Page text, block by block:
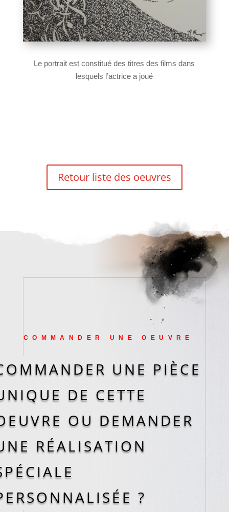
Le portrait est constitué des titres des films dans
lesquels l’actrice a joué
Retour liste des oeuvres
en savoir plus
COMMANDER UNE OEUVRE
UNE PIÈCE
DE CETTE
OU DEMANDER
RÉALISATION
?